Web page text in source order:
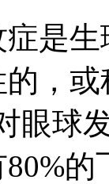
症
，
眼球